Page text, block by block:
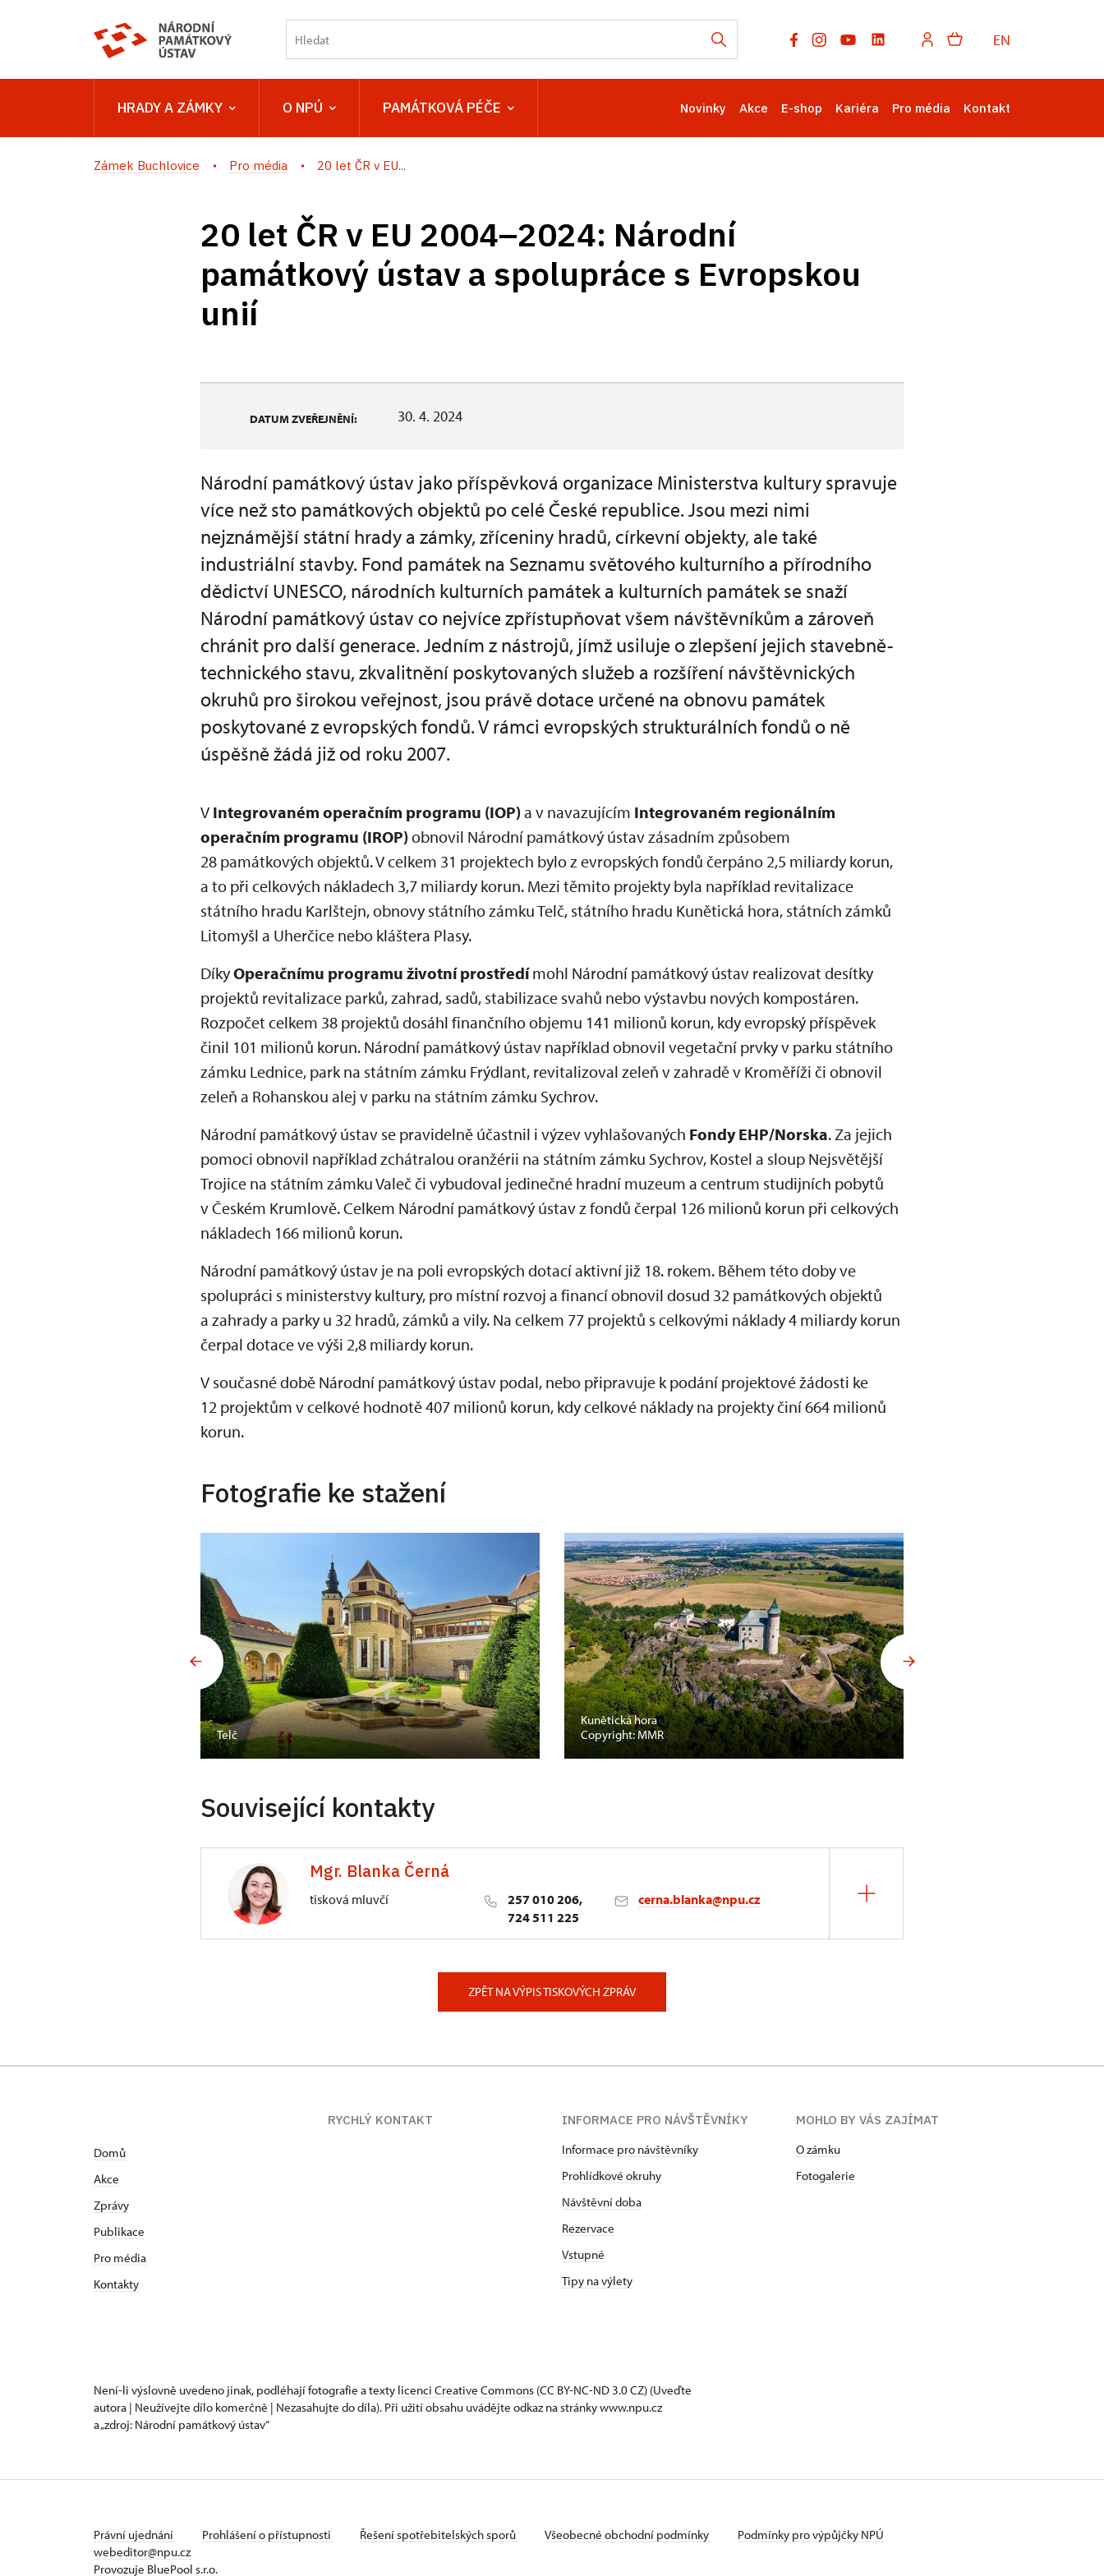
EN
HRADY A ZÁMKY O NPÚ PAMÁTKOVÁ PÉČE Novinky Akce E-shop Kariéra Pro média Kontakt
Zámek Buchlovice Pro média 20 let ČR v EU...
20 let ČR v EU 2004–⁠⁠⁠⁠⁠⁠2024: Národní
památkový ústav a spolupráce s Evropskou
unií
DATUM ZVEŘEJNĚNÍ: 30. 4. 2024
Národní památkový ústav jako příspěvková organizace Ministerstva kultury spravuje
více než sto památkových objektů po celé České republice. Jsou mezi nimi
nejznámější státní hrady a zámky, zříceniny hradů, církevní objekty, ale také
industriální stavby. Fond památek na Seznamu světového kulturního a přírodního
dědictví UNESCO, národních kulturních památek a kulturních památek se snaží
Národní památkový ústav co nejvíce zpřístupňovat všem návštěvníkům a zároveň
chránit pro další generace. Jedním z nástrojů, jímž usiluje o zlepšení jejich stavebně-
technického stavu, zkvalitnění poskytovaných služeb a rozšíření návštěvnických
okruhů pro širokou veřejnost, jsou právě dotace určené na obnovu památek
poskytované z evropských fondů. V rámci evropských strukturálních fondů o ně
úspěšně žádá již od roku 2007.
V Integrovaném operačním programu (IOP) a v navazujícím Integrovaném regionálním
operačním programu (IROP) obnovil Národní památkový ústav zásadním způsobem
28 památkových objektů. V celkem 31 projektech bylo z evropských fondů čerpáno 2,5 miliardy korun,
a to při celkových nákladech 3,7 miliardy korun. Mezi těmito projekty byla například revitalizace
státního hradu Karlštejn, obnovy státního zámku Telč, státního hradu Kunětická hora, státních zámků
Litomyšl a Uherčice nebo kláštera Plasy.
DíkyOperačnímu programu životní prostředímohl Národní památkový ústav realizovat desítky
projektů revitalizace parků, zahrad, sadů, stabilizace svahů nebo výstavbu nových kompostáren.
Rozpočet celkem 38 projektů dosáhl finančního objemu 141 milionů korun, kdy evropský příspěvek
činil 101 milionů korun. Národní památkový ústav například obnovil vegetační prvky v parku státního
zámku Lednice, park na státním zámku Frýdlant, revitalizoval zeleň v zahradě v Kroměříži či obnovil
zeleň a Rohanskou alej v parku na státním zámku Sychrov.
Národní památkový ústav se pravidelně účastnil i výzev vyhlašovaných Fondy EHP/Norska. Za jejich
pomoci obnovil například zchátralou oranžérii na státním zámku Sychrov, Kostel a sloup Nejsvětější
Trojice na státním zámku Valeč či vybudoval jedinečné hradní muzeum a centrum studijních pobytů
v Českém Krumlově. Celkem Národní památkový ústav z fondů čerpal 126 milionů korun při celkových
nákladech 166 milionů korun.
Národní památkový ústav je na poli evropských dotací aktivní již 18. rokem. Během této doby ve
spolupráci s ministerstvy kultury, pro místní rozvoj a financí obnovil dosud 32 památkových objektů
a zahrady a parky u 32 hradů, zámků a vily. Na celkem 77 projektů s celkovými náklady 4 miliardy korun
čerpal dotace ve výši 2,8 miliardy korun.
V současné době Národní památkový ústav podal, nebo připravuje k podání projektové žádosti ke
12 projektům v celkové hodnotě 407 milionů korun, kdy celkové náklady na projekty činí 664 milionů
korun.
Fotografie ke stažení
Telč
Kunětická hora
Copyright: MMR
Související kontakty
Mgr. Blanka Černá
tisková mluvčí
257 010 206,
724 511 225
cerna.blanka@npu.cz
ZPĚT NA VÝPIS TISKOVÝCH ZPRÁV
Domů
Akce
Zprávy
Publikace
Pro média
Kontakty
RYCHLÝ KONTAKT
INFORMACE PRO NÁVŠTĚVNÍKY
Informace pro návštěvníky
Prohlídkové okruhy
Návštěvní doba
Rezervace
Vstupné
Tipy na výlety
MOHLO BY VÁS ZAJÍMAT
O zámku
Fotogalerie
Není-li výslovně uvedeno jinak, podléhají fotografie a texty licenci Creative Commons (CC BY-NC-ND 3.0 CZ) (Uveďte
autora | Neužívejte dílo komerčně | Nezasahujte do díla). Při užití obsahu uvádějte odkaz na stránky www.npu.cz
a „zdroj: Národní památkový ústav“
Právní ujednání Prohlášení o přístupnosti Řešení spotřebitelských sporů Všeobecné obchodní podmínky
Podmínky pro výpůjčky NPÚ
webeditor@npu.cz
Provozuje BluePool s.r.o.